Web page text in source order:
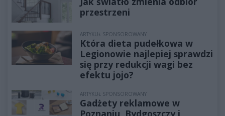
przestrzeni
ARTYKUŁ SPONSOROWANY
Która dieta pudełkowa w
Legionowie najlepiej sprawdzi
się przy redukcji wagi bez
efektu jojo?
ARTYKUŁ SPONSOROWANY
Gadżety reklamowe w
Poznaniu, Bydgoszczy i